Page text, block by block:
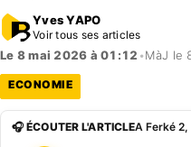
Yves YAPO
Voir tous ses articles
Le 8 mai 2026 à 01:12 •MàJ le
ECONOMIE
🎧 ÉCOUTER L'ARTICLEA Ferké